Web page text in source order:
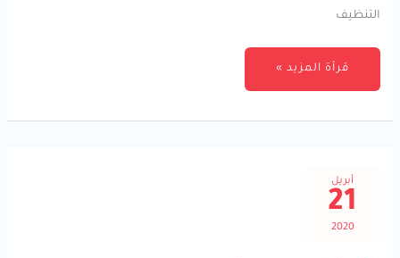
التنظيف
قرأة المزيد »
أبريل
21
2020